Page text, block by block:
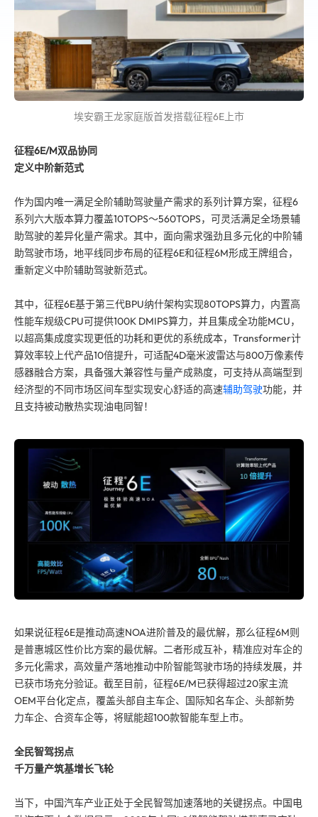
埃安霸王龙家庭版首发搭载征程6E上市
征程6E/M双品协同
定义中阶新范式
作为国内唯一满足全阶辅助驾驶量产需求的系列计算方案，征程6
系列六大版本算力覆盖10TOPS～560TOPS，可灵活满足全场景辅
助驾驶的差异化量产需求。其中，面向需求强劲且多元化的中阶辅
助驾驶市场，地平线同步布局的征程6E和征程6M形成王牌组合，
重新定义中阶辅助驾驶新范式。
其中，征程6E基于第三代BPU纳什架构实现80TOPS算力，内置高
性能车规级CPU可提供100K DMIPS算力，并且集成全功能MCU，
以超高集成度实现更低的功耗和更优的系统成本，Transformer计
算效率较上代产品10倍提升，可适配4D毫米波雷达与800万像素传
感器融合方案，具备强大兼容性与量产成熟度，可支持从高端型到
经济型的不同市场区间车型实现安心舒适的高速辅助驾驶功能，并
且支持被动散热实现油电同智！
如果说征程6E是推动高速NOA进阶普及的最优解，那么征程6M则
是普惠城区性价比方案的最优解。二者形成互补，精准应对车企的
多元化需求，高效量产落地推动中阶智能驾驶市场的持续发展，并
已获市场充分验证。截至目前，征程6E/M已获得超过20家主流
OEM平台化定点，覆盖头部自主车企、国际知名车企、头部新势
力车企、合资车企等，将赋能超100款智能车型上市。
全民智驾拐点
千万量产筑基增长飞轮
当下，中国汽车产业正处于全民智驾加速落地的关键拐点。中国电